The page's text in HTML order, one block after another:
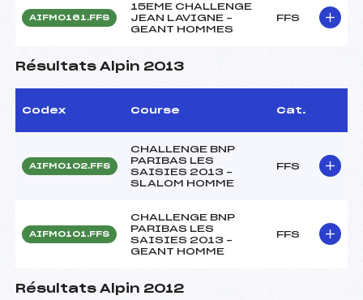
AIFM0161.FFS
15EME CHALLENGE
JEAN LAVIGNE –
GEANT HOMMES
FFS
Résultats Alpin 2013
Codex Course Cat.
AIFM0102.FFS
CHALLENGE BNP
PARIBAS LES
SAISIES 2013 –
SLALOM HOMME
FFS
AIFM0101.FFS
CHALLENGE BNP
PARIBAS LES
SAISIES 2013 –
GEANT HOMME
FFS
Résultats Alpin 2012